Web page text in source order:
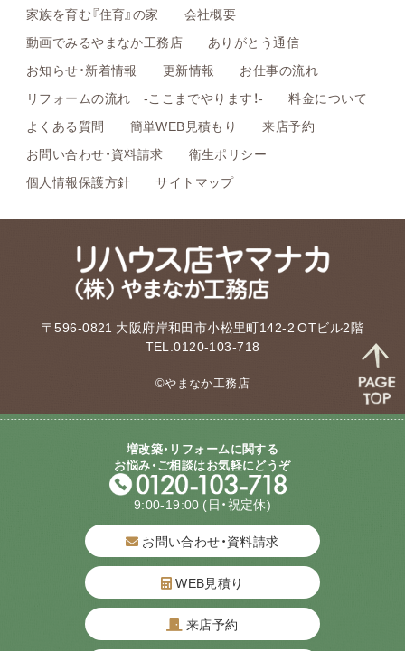
家族を育む『住育』の家
会社概要
動画でみるやまなか工務店
ありがとう通信
お知らせ・新着情報
更新情報
お仕事の流れ
リフォームの流れ -ここまでやります！-
料金について
よくある質問
簡単WEB見積もり
来店予約
お問い合わせ・資料請求
衛生ポリシー
個人情報保護方針
サイトマップ
〒596-0821 大阪府岸和田市小松里町142-2 OTビル2階
TEL.0120-103-718
©やまなか工務店
増改築・リフォームに関する
お悩み・ご相談はお気軽にどうぞ
9:00-19:00 (日・祝定休)
お問い合わせ・資料請求
WEB見積り
来店予約